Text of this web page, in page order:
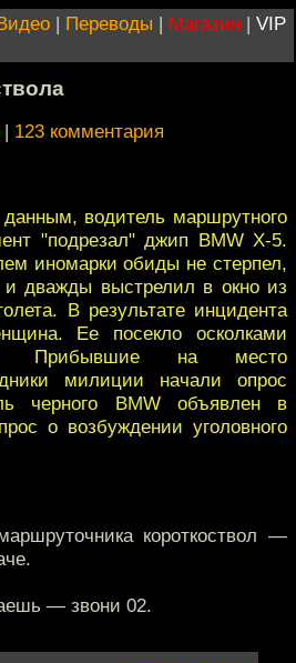
| Переводы | Магазин | VIP
| 123 комментария
водитель маршрутного
"подрезал" джип BMW X-5.
иномарки обиды не стерпел,
и дважды выстрелил в окно из
В результате инцидента
Ее посекло осколками
Прибывшие на место
милиции начали опрос
черного BMW объявлен в
о возбуждении уголовного
короткоствол —
— звони 02.